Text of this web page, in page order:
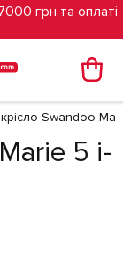
грн та оплаті
Swandoo
5 i-